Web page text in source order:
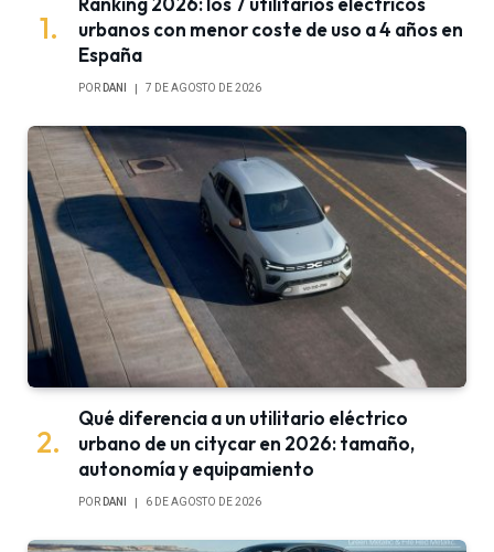
urbanos con menor coste de uso a 4 años en
España
POR DANI 7 DE AGOSTO DE 2026
Qué diferencia a un utilitario eléctrico
urbano de un citycar en 2026: tamaño,
autonomía y equipamiento
POR DANI 6 DE AGOSTO DE 2026